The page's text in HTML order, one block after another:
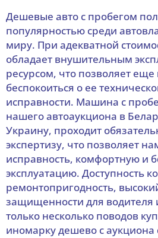
Дешевые авто с пробегом
популярностью среди
миру. При адекватной
обладает внушительным
ресурсом, что позволяет еще
беспокоиться о ее
исправности. Машина с
нашего автоаукциона в
Украину, проходит
экспертизу, что позволяет
исправность, комфортную и
эксплуатацию. Доступность
ремонтопригодность,
защищенности для водителя
только несколько поводов
иномарку дешево с аукциона